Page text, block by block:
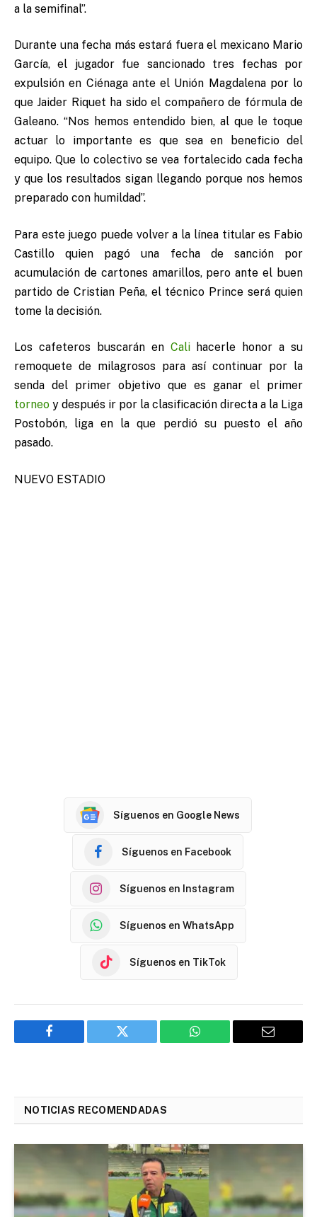
a la semifinal”.
Durante una fecha más estará fuera el mexicano Mario
García, el jugador fue sancionado tres fechas por
expulsión en Ciénaga ante el Unión Magdalena por lo
que Jaider Riquet ha sido el compañero de fórmula de
Galeano. “Nos hemos entendido bien, al que le toque
actuar lo importante es que sea en beneficio del
equipo. Que lo colectivo se vea fortalecido cada fecha
y que los resultados sigan llegando porque nos hemos
preparado con humildad”.
Para este juego puede volver a la línea titular es Fabio
Castillo quien pagó una fecha de sanción por
acumulación de cartones amarillos, pero ante el buen
partido de Cristian Peña, el técnico Prince será quien
tome la decisión.
Los cafeteros buscarán en Calihacerle honor a su
remoquete de milagrosos para así continuar por la
senda del primer objetivo que es ganar el primer
torneo y después ir por la clasificación directa a la Liga
Postobón, liga en la que perdió su puesto el año
pasado.
NUEVO ESTADIO
Síguenos en Google News
Síguenos en Facebook
Síguenos en Instagram
Síguenos en WhatsApp
Síguenos en TikTok
Facebook Twitter WhatsApp Email
NOTICIAS RECOMENDADAS